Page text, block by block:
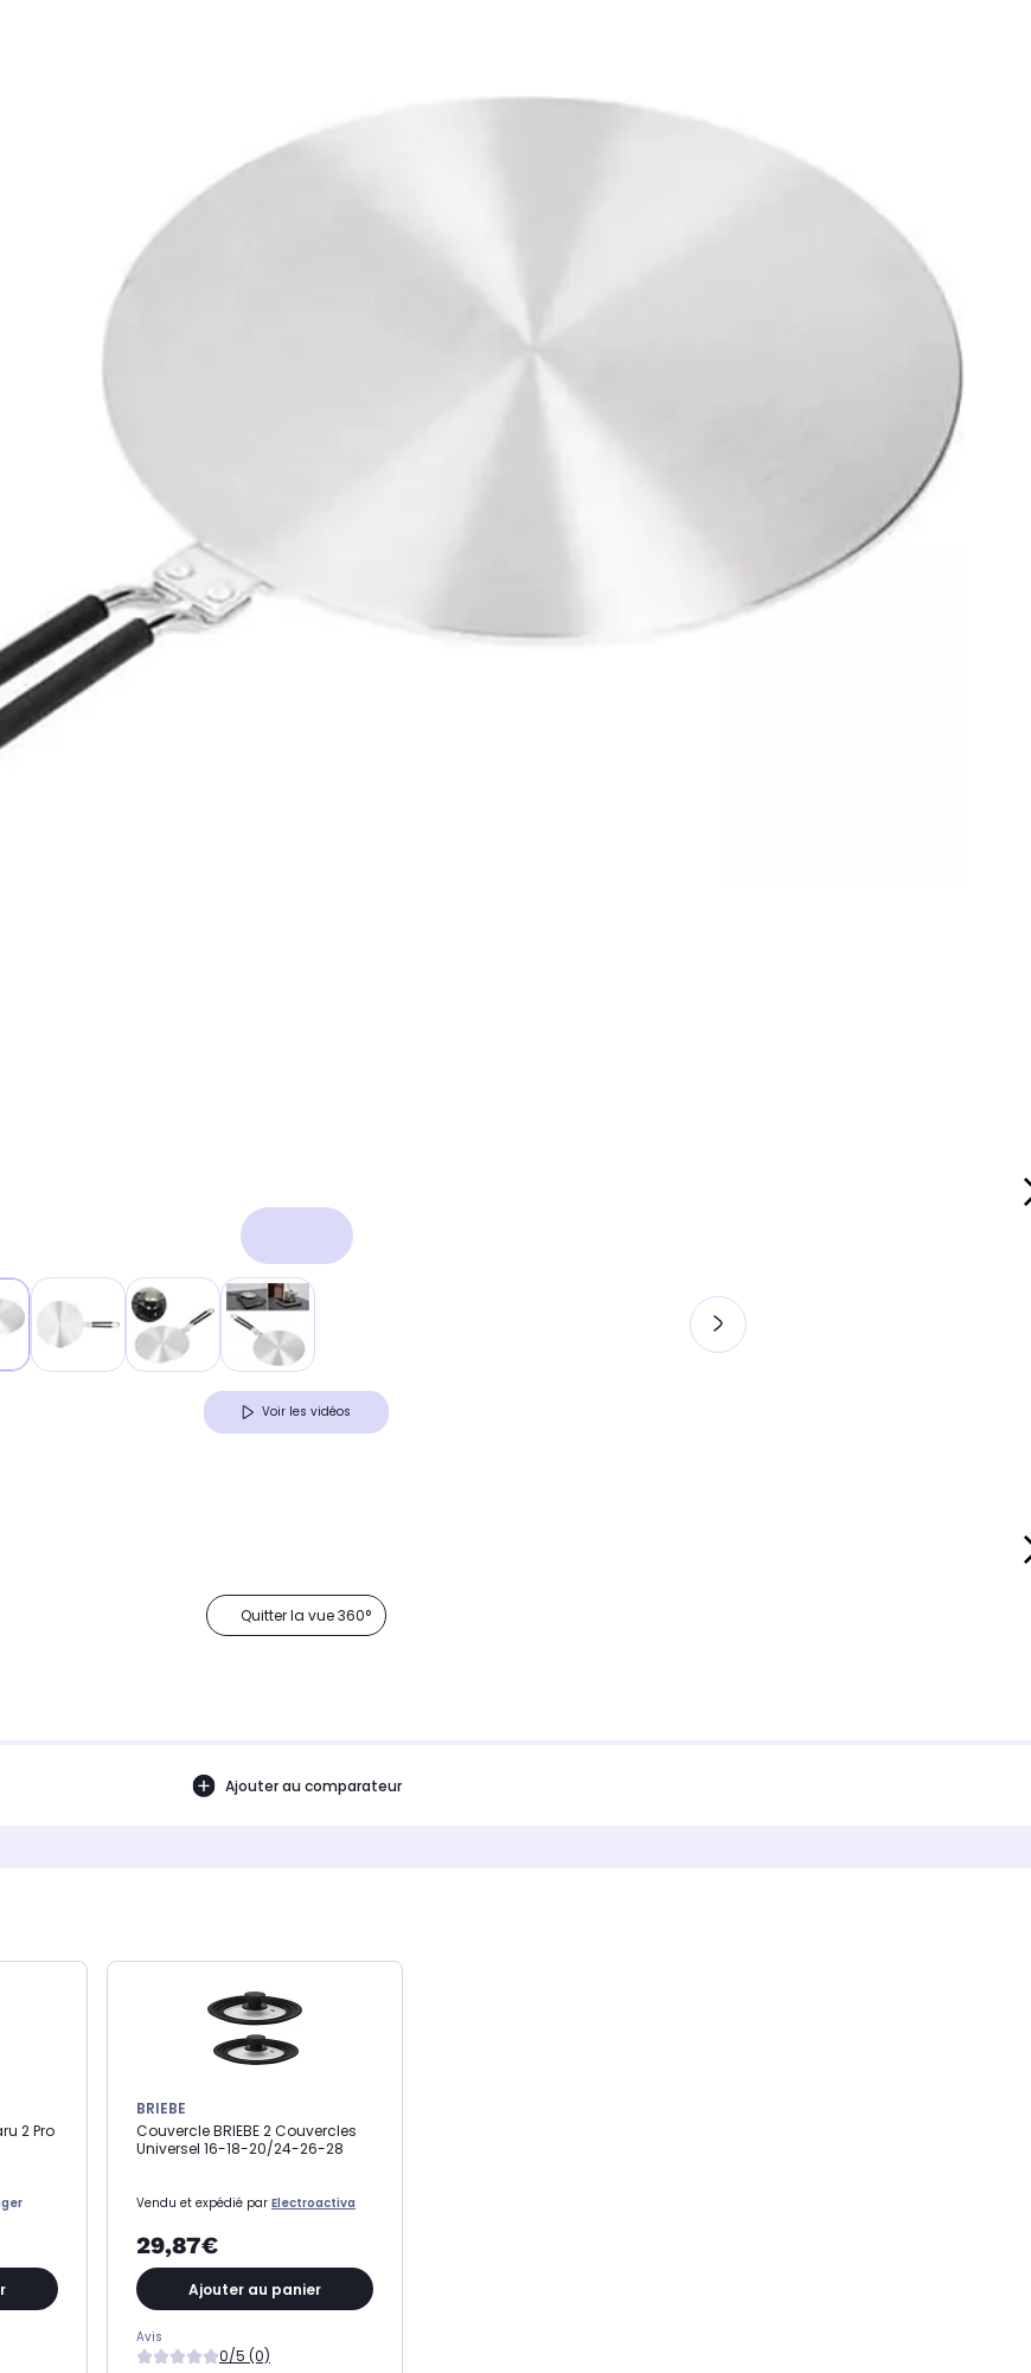
Voir les vidéos
Quitter la vue 360°
Ajouter au comparateur
2 Pro
BRIEBE
Couvercle BRIEBE 2 Couvercles
Universel 16-18-20/24-26-28
Vendu et expédié par Electroactiva
29,87€
Ajouter au panier
Avis
0/5 (0)